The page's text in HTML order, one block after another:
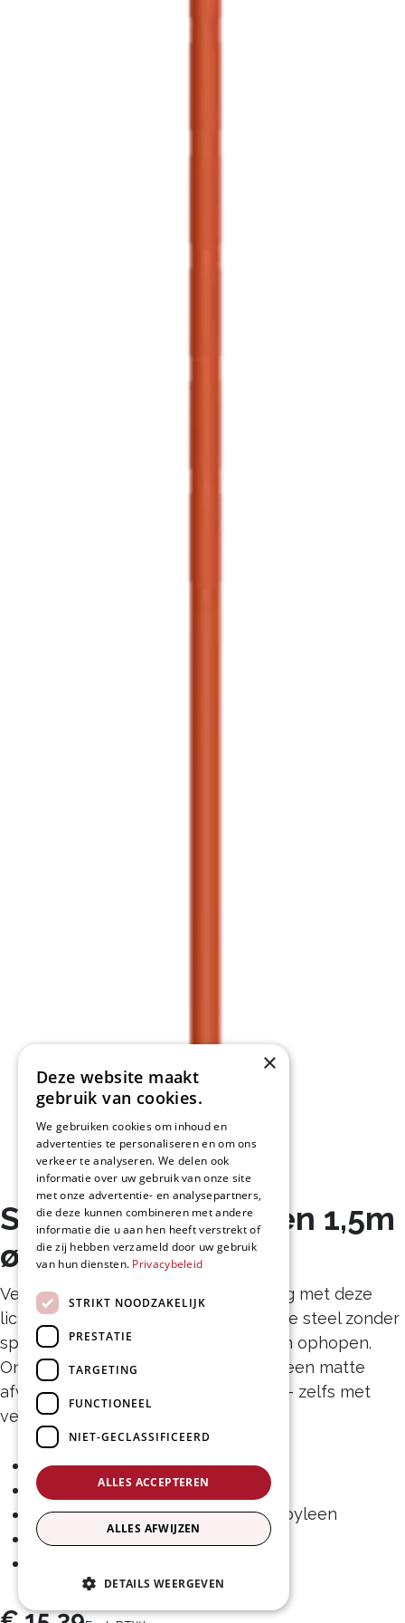
Steel polypropyleen 1,5m
ø34 rood
Verklein het risico op kruisbesmetting met deze
lichtgewicht, stevige ultra hygiënische steel zonder
spleten waarin bacteriën zich kunnen ophopen.
Ontworpen met verticale ribbels en een matte
afwerking voor een verbeterde grip – zelfs met
vettige handen.
Merk: Vikan
29624
Ultra Hygiënische Steel, polypropyleen
1500mm, Ø32 mm
×
Deze website maakt
gebruik van cookies.
We gebruiken cookies om inhoud en
advertenties te personaliseren en om ons
verkeer te analyseren. We delen ook
informatie over uw gebruik van onze site
met onze advertentie- en analysepartners,
die deze kunnen combineren met andere
informatie die u aan hen heeft verstrekt of
die zij hebben verzameld door uw gebruik
van hun diensten. Privacybeleid
STRIKT NOODZAKELIJK
PRESTATIE
TARGETING
FUNCTIONEEL
NIET-GECLASSIFICEERD
ALLES ACCEPTEREN
ALLES AFWIJZEN
DETAILS WEERGEVEN